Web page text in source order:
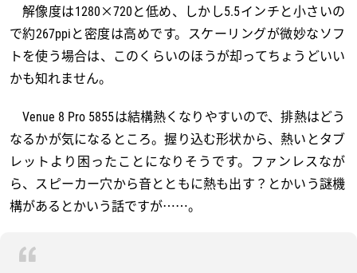
解像度は1280×720と低め、しかし5.5インチと小さいの
で約267ppiと密度は高めです。スケーリングが微妙なソフ
トを使う場合は、このくらいのほうが却ってちょうどいい
かも知れません。
Venue 8 Pro 5855は結構熱くなりやすいので、排熱はどう
なるかが気になるところ。握り込む形状から、熱いとタブ
レットより困ったことになりそうです。ファンレスなが
ら、スピーカー穴から音とともに熱も出す？とかいう謎機
構があるとかいう話ですが……。